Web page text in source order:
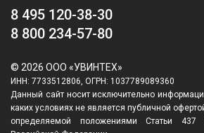
8 495 120-38-30
8 800 234-57-80
© 2026 ООО «УВИНТЕХ»
ИНН: 7733512806, ОГРН: 1037789089360
Данный сайт носит исключительно
каких условиях не является публичной
определяемой положениями Статьи 437